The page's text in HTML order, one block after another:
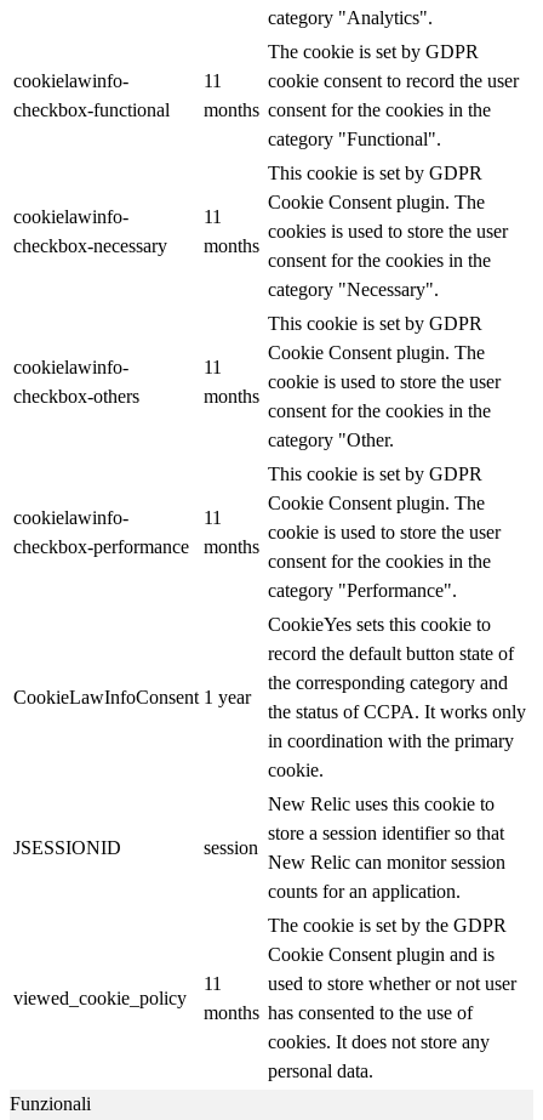
category "Analytics".
cookielawinfo-
checkbox-functional
11
months
The cookie is set by GDPR
cookie consent to record the user
consent for the cookies in the
category "Functional".
cookielawinfo-
checkbox-necessary
11
months
This cookie is set by GDPR
Cookie Consent plugin. The
cookies is used to store the user
consent for the cookies in the
category "Necessary".
cookielawinfo-
checkbox-others
11
months
This cookie is set by GDPR
Cookie Consent plugin. The
cookie is used to store the user
consent for the cookies in the
category "Other.
cookielawinfo-
checkbox-performance
11
months
This cookie is set by GDPR
Cookie Consent plugin. The
cookie is used to store the user
consent for the cookies in the
category "Performance".
CookieLawInfoConsent 1 year
CookieYes sets this cookie to
record the default button state of
the corresponding category and
the status of CCPA. It works only
in coordination with the primary
cookie.
JSESSIONID session
New Relic uses this cookie to
store a session identifier so that
New Relic can monitor session
counts for an application.
viewed_cookie_policy
11
months
The cookie is set by the GDPR
Cookie Consent plugin and is
used to store whether or not user
has consented to the use of
cookies. It does not store any
personal data.
Funzionali